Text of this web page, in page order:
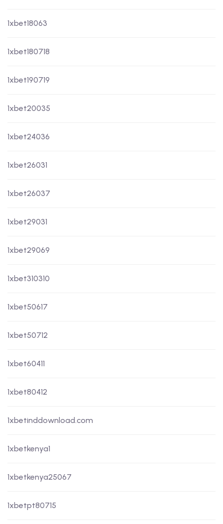
1xbet18063
1xbet180718
1xbet190719
1xbet20035
1xbet24036
1xbet26031
1xbet26037
1xbet29031
1xbet29069
1xbet310310
1xbet50617
1xbet50712
1xbet60411
1xbet80412
1xbetinddownload.com
1xbetkenya1
1xbetkenya25067
1xbetpt80715